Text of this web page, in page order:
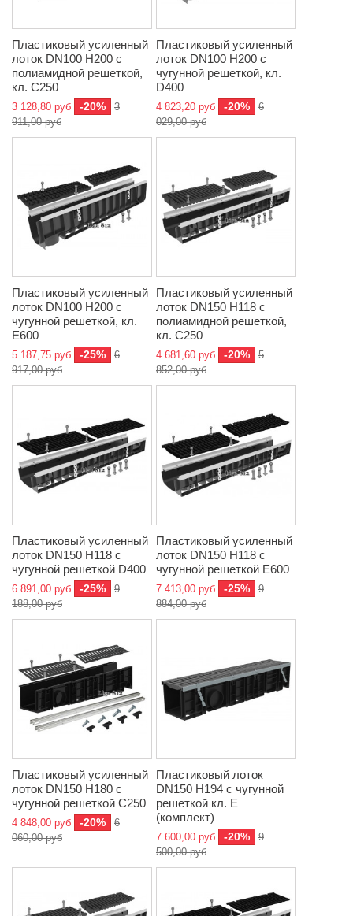
Пластиковый усиленный
лоток DN100 H200 с
полиамидной решеткой,
кл. C250
3 128,80 руб -20%
3
911,00 руб
Пластиковый усиленный
лоток DN100 H200 с
чугунной решеткой, кл.
D400
4 823,20 руб -20%
6
029,00 руб
Пластиковый усиленный
лоток DN100 H200 с
чугунной решеткой, кл.
E600
5 187,75 руб -25%
6
917,00 руб
Пластиковый усиленный
лоток DN150 H118 с
полиамидной решеткой,
кл. C250
4 681,60 руб -20%
5
852,00 руб
Пластиковый усиленный
лоток DN150 H118 с
чугунной решеткой D400
6 891,00 руб -25%
9
188,00 руб
Пластиковый усиленный
лоток DN150 H118 с
чугунной решеткой E600
7 413,00 руб -25%
9
884,00 руб
Пластиковый усиленный
лоток DN150 H180 с
чугунной решеткой C250
4 848,00 руб -20%
6
060,00 руб
Пластиковый лоток
DN150 H194 с чугунной
решеткой кл. Е
(комплект)
7 600,00 руб -20%
9
500,00 руб